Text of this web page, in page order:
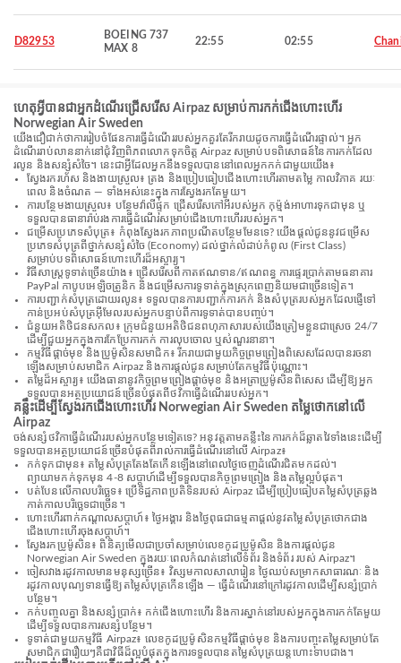
D82953
BOEING 737
MAX 8
22:55 02:55
ហេតុអ្វីបានជាអ្នកដំណើរជ្រើសរើស Airpaz សម្រាប់ការកក់ជើងហោះហើរ
Norwegian Air Sweden
យើងជឿជាក់ថាការរៀបចំផែនការធ្វើដំណើររបស់អ្នកគួរតែរីករាយដូចការធ្វើដំណើរផ្ទាល់។ អ្នក
ដំណើររាប់លាននាក់នៅជុំវិញពិភពលោកទុកចិត្ត Airpaz សម្រាប់បទពិសោធន៍នៃការកក់ដែល
រលូន និងសន្សំសំចៃ។ នេះជាអ្វីដែលអ្នកនឹងទទួលបាននៅពេលអ្នកកក់ជាមួយយើង៖
ស្វែងរករហ័ស និងងាយស្រួល៖ ត្រង និងប្រៀបធៀបជើងហោះហើរតាមតម្លៃ កាលវិភាគ រយៈ
ពេល និងចំណត — ទាំងអស់នេះក្នុងការស្វែងរកតែមួយ។
ការបន្ថែមងាយស្រួល៖ បន្ថែមវ៉ាលីផ្ទុក ជ្រើសរើសកៅអីរបស់អ្នក កុម្ម៉ង់អាហារទុកជាមុន ឬ
ទទួលបានធានារ៉ាប់រងការធ្វើដំណើរសម្រាប់ជើងហោះហើររបស់អ្នក។
ជម្រើសប្រភេទសំបុត្រ៖ កំពុងស្វែងរកភាពប្រណីតបន្ថែមមែនទេ? យើងផ្តល់ជូននូវជម្រើស
ប្រភេទសំបុត្រពីថ្នាក់សន្សំសំចៃ (Economy) ដល់ថ្នាក់លំដាប់កំពូល (First Class)
សម្រាប់បទពិសោធន៍ហោះហើរដ៏អស្ចារ្យ។
វិធីសាស្រ្តទូទាត់ច្រើនយ៉ាង៖ ជ្រើសរើសពីកាតឥណទាន/ឥណពន្ធ ការផ្ទេរប្រាក់តាមធនាគារ
PayPal កាបូបអេឡិចត្រូនិក និងជម្រើសការទូទាត់ក្នុងស្រុកពេញនិយមជាច្រើនទៀត។
ការបញ្ជាក់សំបុត្រដោយរលូន៖ ទទួលបានការបញ្ជាក់ការកក់ និងសំបុត្ររបស់អ្នកដែលផ្ញើទៅ
កាន់ប្រអប់សំបុត្រអ៊ីមែលរបស់អ្នកបន្ទាប់ពីការទូទាត់បានបញ្ចប់។
ជំនួយអតិថិជនសកល៖ ក្រុមជំនួយអតិថិជនពហុភាសារបស់យើងត្រៀមខ្លួនជាស្រេច 24/7
ដើម្បីជួយអ្នកក្នុងការកែប្រែការកក់ ការលុបចោល ឬសំណួរនានា។
កម្មវិធីផ្តាច់មុខ និងប្រូម៉ូសិនសមាជិក៖ រីករាយជាមួយកិច្ចព្រមព្រៀងពិសេសដែលបានរចនា
ឡើងសម្រាប់សមាជិក Airpaz និងការផ្តល់ជូនសម្រាប់តែកម្មវិធីប៉ុណ្ណោះ។
តម្លៃដ៏អស្ចារ្យ៖ យើងធានានូវកិច្ចព្រមព្រៀងផ្តាច់មុខ និងអត្រាប្រូម៉ូសិនពិសេស ដើម្បីឱ្យអ្នក
ទទួលបានអត្ថប្រយោជន៍ច្រើនបំផុតពីថវិកាធ្វើដំណើររបស់អ្នក។
គន្លឹះដើម្បីស្វែងរកជើងហោះហើរ Norwegian Air Sweden តម្លៃថោកនៅលើ
Airpaz
ចង់សន្សំថវិកាធ្វើដំណើររបស់អ្នកបន្ថែមទៀតទេ? អនុវត្តតាមគន្លឹះនៃការកក់ដ៏ឆ្លាតវៃទាំងនេះដើម្បី
ទទួលបានអត្ថប្រយោជន៍ច្រើនបំផុតពីរាល់ការធ្វើដំណើរនៅលើ Airpaz៖
កក់ទុកជាមុន៖ តម្លៃសំបុត្រតែងតែកើនឡើងនៅពេលថ្ងៃចេញដំណើរជិតមកដល់។
ព្យាយាមកក់ទុកមុន 4-8 សប្តាហ៍ដើម្បីទទួលបានកិច្ចព្រមព្រៀង និងតម្លៃល្អបំផុត។
បត់បែនលើកាលបរិច្ឆេទ៖ ប្រើទិដ្ឋភាពប្រតិទិនរបស់ Airpaz ដើម្បីប្រៀបធៀបតម្លៃសំបុត្រឆ្លង
កាត់កាលបរិច្ឆេទជាច្រើន។
ហោះហើរពាក់កណ្តាលសប្តាហ៍៖ ថ្ងៃអង្គារ និងថ្ងៃពុធជាធម្មតាផ្តល់នូវតម្លៃសំបុត្រថោកជាង
ជើងហោះហើរចុងសប្តាហ៍។
ស្វែងរកប្រូម៉ូសិន៖ ពិនិត្យមើលជាប្រចាំសម្រាប់លេខកូដប្រូម៉ូសិន និងការផ្តល់ជូន
Norwegian Air Sweden ក្នុងរយៈពេលកំណត់នៅលើទំព័រ និងទំព័រ របស់ Airpaz។
ចៀសវាងរដូវកាលមានមនុស្សច្រើន៖ វិស្សមកាលសាលារៀន ថ្ងៃឈប់សម្រាកសាធារណៈ និង
រដូវកាលបុណ្យទានធ្វើឱ្យតម្លៃសំបុត្រកើនឡើង — ធ្វើដំណើរនៅក្រៅរដូវកាលដើម្បីសន្សំប្រាក់
បន្ថែម។
កក់បញ្ចូលគ្នា និងសន្សំប្រាក់៖ កក់ជើងហោះហើរ និងការស្នាក់នៅរបស់អ្នកក្នុងការកក់តែមួយ
ដើម្បីទទួលបានការសន្សំបន្ថែម។
ទូទាត់ជាមួយកម្មវិធី Airpaz៖ លេខកូដប្រូម៉ូសិនកម្មវិធីផ្តាច់មុខ និងការបញ្ចុះតម្លៃសម្រាប់តែ
សមាជិកជារឿយៗគឺជាវិធីដ៏ល្អបំផុតក្នុងការទទួលបានតម្លៃសំបុត្រយន្តហោះទាបជាង។